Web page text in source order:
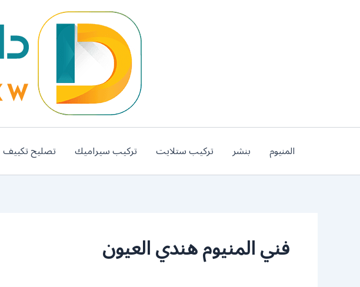
المنيوم بنشر تركيب ستلايت تركيب سيراميك تصليح تكييف
فني المنيوم هندي العيون